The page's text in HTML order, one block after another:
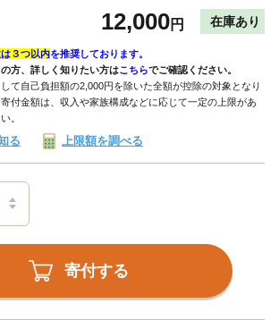
12,000円 在庫あり
３つ以内を推奨しております。
方、詳しく知りたい方はこちらでご確認ください。
て自己負担額の2,000円を除いた全額が控除の対象となり
付金額は、収入や家族構成などに応じて一定の上限があ
。
る 上限額を調べる
寄付する